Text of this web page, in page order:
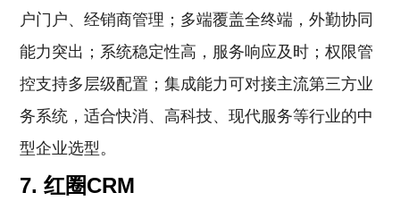
户门户、经销商管理；多端覆盖全终端，外勤协同
能力突出；系统稳定性高，服务响应及时；权限管
控支持多层级配置；集成能力可对接主流第三方业
务系统，适合快消、高科技、现代服务等行业的中
型企业选型。
7. 红圈CRM